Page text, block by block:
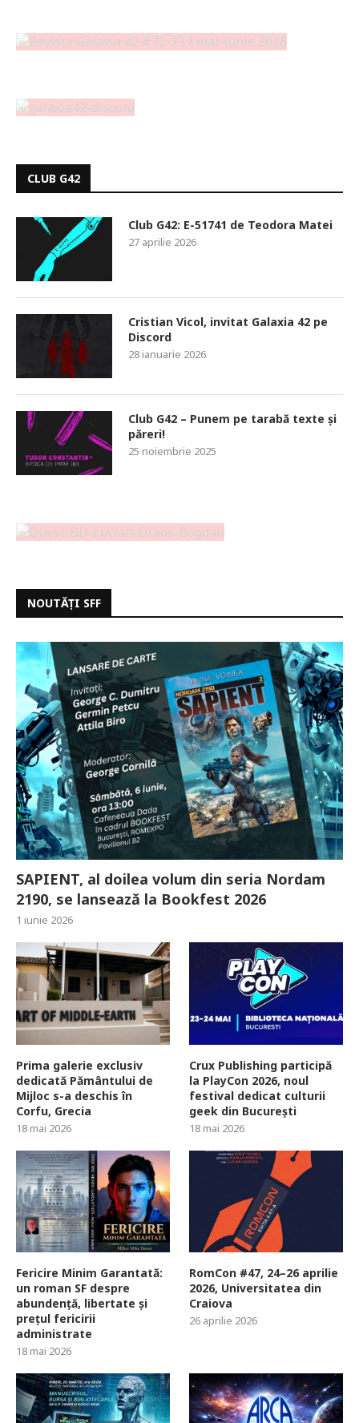
CLUB G42
Club G42: E-51741 de Teodora Matei
27 aprilie 2026
Cristian Vicol, invitat Galaxia 42 pe
Discord
28 ianuarie 2026
Club G42 – Punem pe tarabă texte și
păreri!
25 noiembrie 2025
NOUTĂȚI SFF
SAPIENT, al doilea volum din seria Nordam
2190, se lansează la Bookfest 2026
1 iunie 2026
Prima galerie exclusiv
dedicată Pământului de
Mijloc s-a deschis în
Corfu, Grecia
18 mai 2026
Crux Publishing participă
la PlayCon 2026, noul
festival dedicat culturii
geek din București
18 mai 2026
Fericire Minim Garantată:
un roman SF despre
abundență, libertate și
prețul fericirii
administrate
18 mai 2026
RomCon #47, 24–26 aprilie
2026, Universitatea din
Craiova
26 aprilie 2026